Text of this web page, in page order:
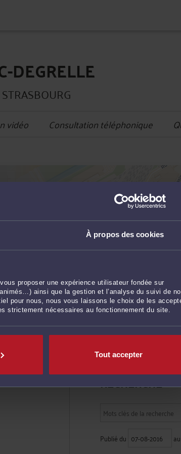
À propos des cookies
proposer une expérience utilisateur fondée sur
ainsi que la gestion et l’analyse du suivi de
pour nous, nous vous laissons le choix de les
strictement nécessaires au fonctionnement du site.
Tout accepter
DEGRELLE
vidéo Consultation téléphonique
+
CONTACTER
DEGRELLE
PRENDRE
RECHERCHE
Publié du au